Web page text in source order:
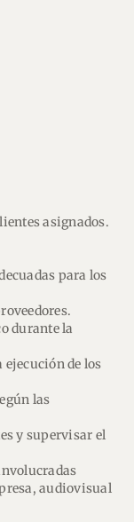
asignados.
para los
durante la
ejecución de los
las
y supervisar el
audiovisual